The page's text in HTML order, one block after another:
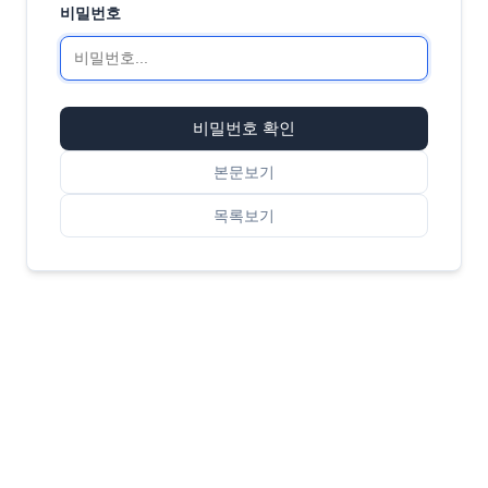
비밀번호
본문보기
목록보기
비밀번호 확인